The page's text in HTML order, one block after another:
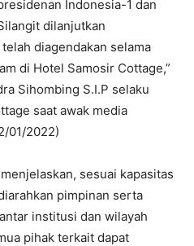
Indonesia-1 dan
dilanjutkan
diagendakan selama
di Hotel Samosir Cottage,”
Sihombing S.I.P selaku
saat awak media
01/2022)
sesuai kapasitas
pimpinan serta
institusi dan wilayah
pihak terkait dapat